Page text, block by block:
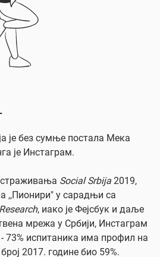
је без сумње постала Мека
је Инстаграм.
Social Srbija 2019,
,,Пионири" у сарадњи са
, иако је Фејсбук и даље
мрежа у Србији, Инстаграм
73% испитаника има профил на
2017. године био 59%.